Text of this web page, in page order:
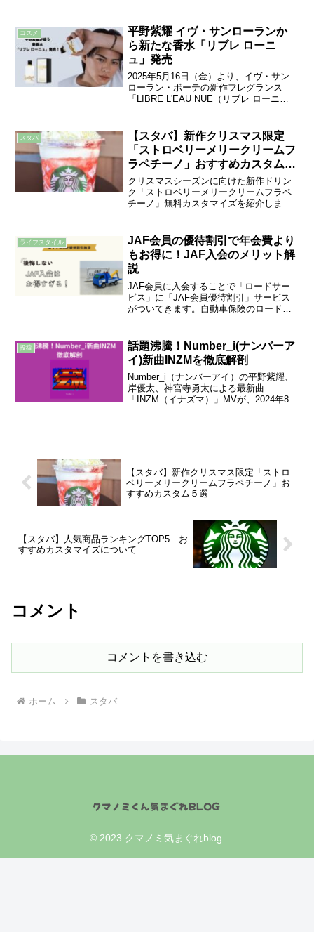
ました。以前から平野紫耀さんがサント
リ...
コスメ
平野紫耀 イヴ・サンローランか
ら新たな香水「リブレ ローニ
ュ」発売
2025年5月16日（金）より、イヴ・サン
ローラン・ボーテの新作フレグランス
「LIBRE L'EAU NUE（リブレ ローニ
ランのアンバサダーを務める平野紫耀さ
んが登場...
スタバ
【スタバ】新作クリスマス限定
「ストロベリーメリークリームフ
ラペチーノ」おすすめカスタム５
選
クリスマスシーズンに向けた新作ドリン
ク「ストロベリーメリークリームフラペ
チーノ」無料カスタマイズを紹介しま
リーム フラペチーノ」は、マスカルポー
ネを使った濃厚な味わい...
ライフスタイル
JAF会員の優待割引で年会費より
もお得に！JAF入会のメリット解
説
JAF会員に入会することで「ロードサー
ビス」に「JAF会員優待割引」サービス
がついてきます。自動車保険のロードサ
そのため、自家用車以外のトラブルでも
ロードサービスが適...
投稿
話題沸騰！Number_i(ナンバーア
イ)新曲INZMを徹底解剖
Number_i（ナンバーアイ）の平野紫耀、
岸優太、神宮寺勇太による最新曲
「INZM（イナズマ）」MVが、2024年8月
【スタバ】新作クリスマス限定「ストロ
ベリーメリークリームフラペチーノ」お
すすめカスタム５選
【スタバ】人気商品ランキングTOP5 お
すすめカスタマイズについて
コメント
コメントを書き込む
ホーム スタバ
© 2023 クマノミ気まぐれblog.